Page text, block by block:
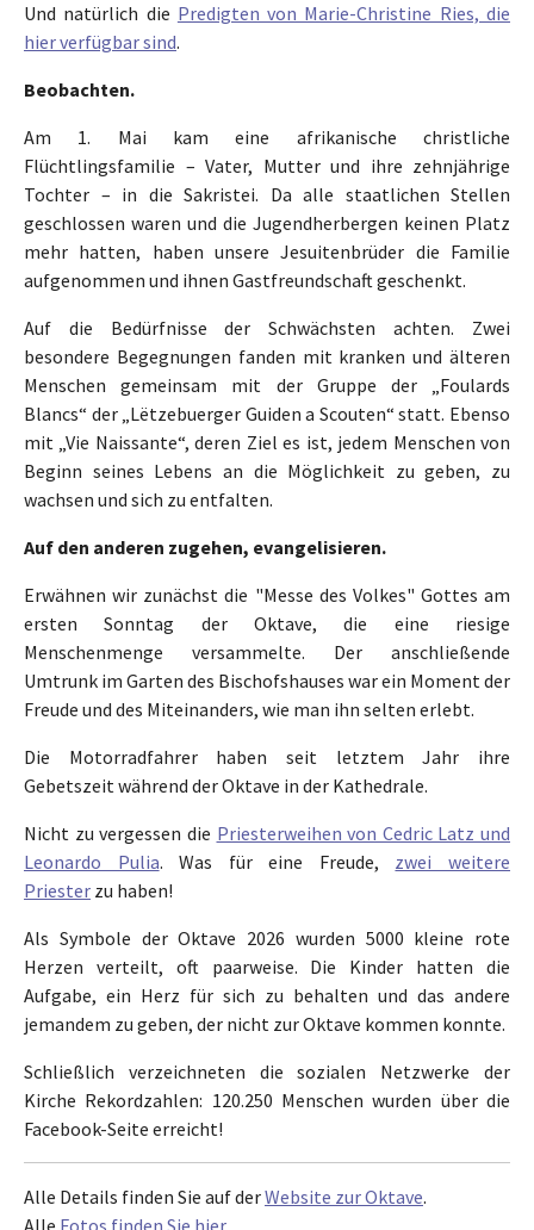
Und natürlich die Predigten von Marie-Christine Ries, die
hier verfügbar sind.
Beobachten.
Am 1. Mai kam eine afrikanische christliche
Flüchtlingsfamilie – Vater, Mutter und ihre zehnjährige
Tochter – in die Sakristei. Da alle staatlichen Stellen
geschlossen waren und die Jugendherbergen keinen Platz
mehr hatten, haben unsere Jesuitenbrüder die Familie
aufgenommen und ihnen Gastfreundschaft geschenkt.
Auf die Bedürfnisse der Schwächsten achten. Zwei
besondere Begegnungen fanden mit kranken und älteren
Menschen gemeinsam mit der Gruppe der „Foulards
Blancs“ der „Lëtzebuerger Guiden a Scouten“ statt. Ebenso
mit „Vie Naissante“, deren Ziel es ist, jedem Menschen von
Beginn seines Lebens an die Möglichkeit zu geben, zu
wachsen und sich zu entfalten.
Auf den anderen zugehen, evangelisieren.
Erwähnen wir zunächst die "Messe des Volkes" Gottes am
ersten Sonntag der Oktave, die eine riesige
Menschenmenge versammelte. Der anschließende
Umtrunk im Garten des Bischofshauses war ein Moment der
Freude und des Miteinanders, wie man ihn selten erlebt.
Die Motorradfahrer haben seit letztem Jahr ihre
Gebetszeit während der Oktave in der Kathedrale.
Nicht zu vergessen die Priesterweihen von Cedric Latz und
Leonardo Pulia. Was für eine Freude, zwei weitere
Priester zu haben!
Als Symbole der Oktave 2026 wurden 5000 kleine rote
Herzen verteilt, oft paarweise. Die Kinder hatten die
Aufgabe, ein Herz für sich zu behalten und das andere
jemandem zu geben, der nicht zur Oktave kommen konnte.
Schließlich verzeichneten die sozialen Netzwerke der
Kirche Rekordzahlen: 120.250 Menschen wurden über die
Facebook-Seite erreicht!
Alle Details finden Sie auf derWebsite zur Oktave.